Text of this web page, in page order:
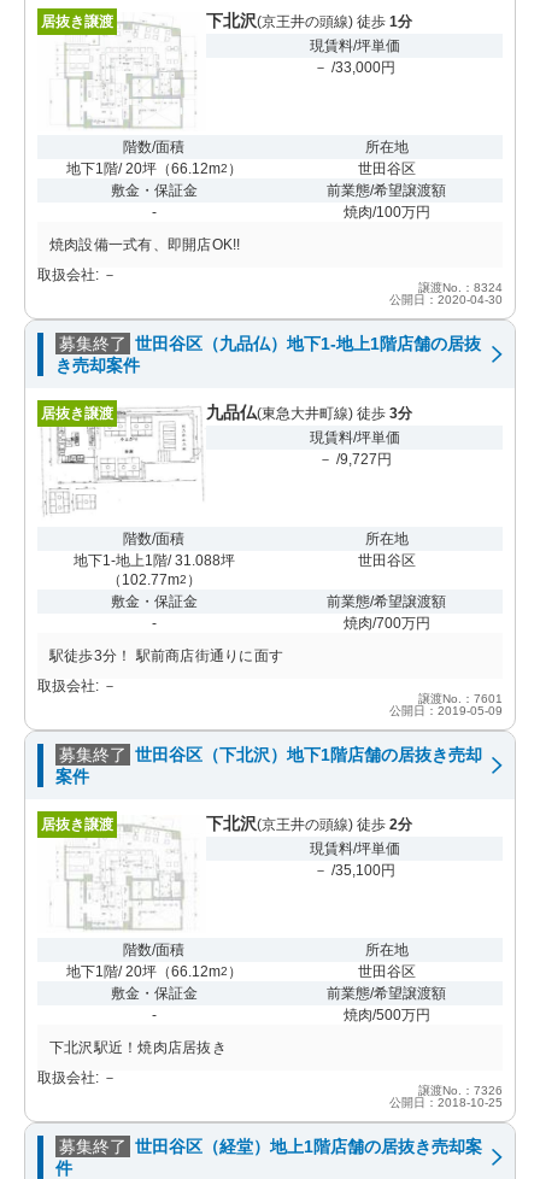
居抜き譲渡 下北沢(京王井の頭線) 徒歩 1分
現賃料/坪単価
－ /33,000円
階数/面積
地下1階/ 20坪（66.12m2 ）
所在地
世田谷区
敷金・保証金
-
前業態/希望譲渡額
焼肉/100万円
焼肉設備一式有、即開店OK!!
取扱会社: －
譲渡No.：8324
公開日：2020-04-30
募集終了 世田谷区（九品仏）地下1-地上1階店舗の居抜
き売却案件
居抜き譲渡 九品仏(東急大井町線) 徒歩 3分
現賃料/坪単価
－ /9,727円
階数/面積
地下1-地上1階/ 31.088坪
（ 102.77m2 ）
所在地
世田谷区
敷金・保証金
-
前業態/希望譲渡額
焼肉/700万円
駅徒歩3分！ 駅前商店街通りに面す
取扱会社: －
譲渡No.：7601
公開日：2019-05-09
募集終了 世田谷区（下北沢）地下1階店舗の居抜き売却
案件
居抜き譲渡 下北沢(京王井の頭線) 徒歩 2分
現賃料/坪単価
－ /35,100円
階数/面積
地下1階/ 20坪（66.12m2 ）
所在地
世田谷区
敷金・保証金
-
前業態/希望譲渡額
焼肉/500万円
下北沢駅近！焼肉店居抜き
取扱会社: －
譲渡No.：7326
公開日：2018-10-25
募集終了 世田谷区（経堂）地上1階店舗の居抜き売却案
件